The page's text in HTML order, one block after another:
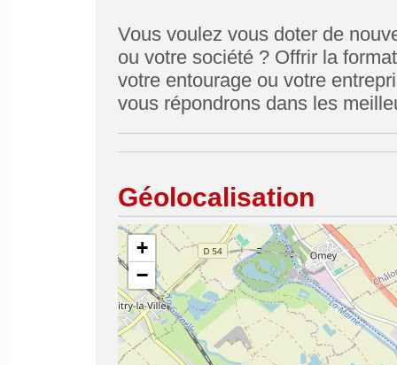
Vous voulez vous doter de
ou votre société ? Offrir la
votre entourage ou votre
vous répondrons dans les
Géolocalisation
+
−